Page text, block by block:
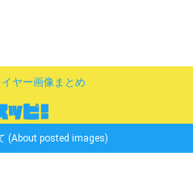
ヤー画像まとめ
(About posted images)